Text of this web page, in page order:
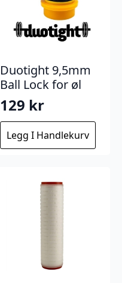
Duotight 9,5mm
Ball Lock for øl
129 kr
Legg I Handlekurv